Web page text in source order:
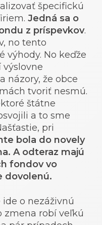
špecifickú
Jedná sa o
z príspevkov.
no tento
výhody. No keďže
výslovne
názory, že obce
tvoriť nesmú.
štátne
a to sme
pri
bola do novely
A odteraz majú
fondov vo
dovolenú.
ide o nezáživnú
zmena robí veľkú